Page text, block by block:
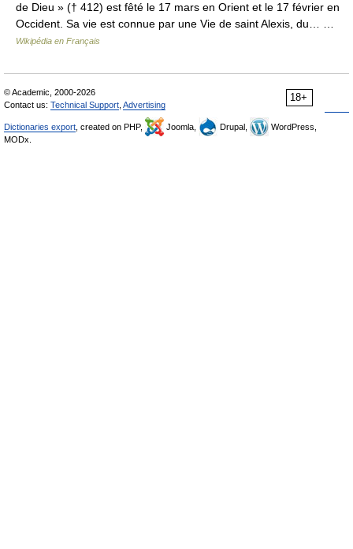
de Dieu » († 412) est fêté le 17 mars en Orient et le 17 février en
Occident. Sa vie est connue par une Vie de saint Alexis, du… …
Wikipédia en Français
18+
© Academic, 2000-2026
Contact us: Technical Support Advertising
Dictionaries export , created on PHP, Joomla, Drupal,
WordPress,
MODx.